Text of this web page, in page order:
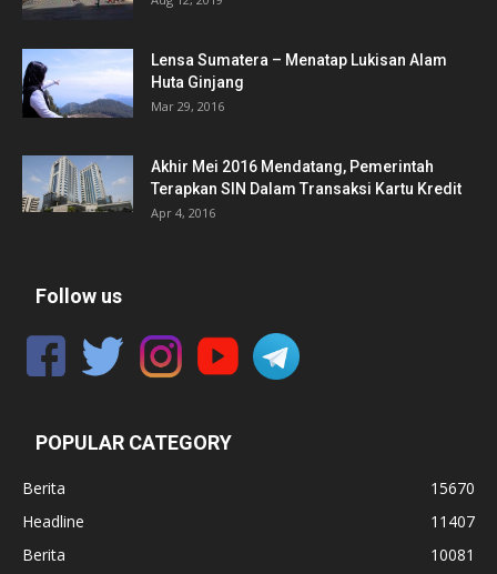
Lensa Sumatera – Menatap Lukisan Alam
Huta Ginjang
Mar 29, 2016
Akhir Mei 2016 Mendatang, Pemerintah
Terapkan SIN Dalam Transaksi Kartu Kredit
Apr 4, 2016
Follow us
POPULAR CATEGORY
Berita
15670
Headline
11407
Berita
10081